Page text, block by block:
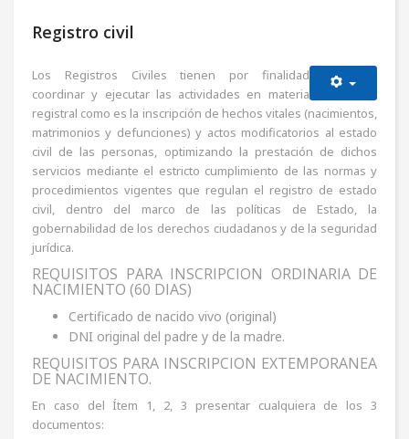
Registro civil
Los Registros Civiles tienen por finalidad
coordinar y ejecutar las actividades en materia
registral como es la inscripción de hechos vitales (nacimientos,
matrimonios y defunciones) y actos modificatorios al estado
civil de las personas, optimizando la prestación de dichos
servicios mediante el estricto cumplimiento de las normas y
procedimientos vigentes que regulan el registro de estado
civil, dentro del marco de las políticas de Estado, la
gobernabilidad de los derechos ciudadanos y de la seguridad
jurídica.
REQUISITOS PARA INSCRIPCION ORDINARIA DE
NACIMIENTO (60 DIAS)
Certificado de nacido vivo (original)
DNI original del padre y de la madre.
REQUISITOS PARA INSCRIPCION EXTEMPORANEA
DE NACIMIENTO.
En caso del Ítem 1, 2, 3 presentar cualquiera de los 3
documentos: